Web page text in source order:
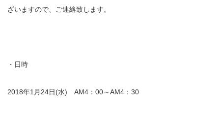
ざいますので、ご連絡致します。
・日時
2018年1月24日(水) AM4：00～AM4：30